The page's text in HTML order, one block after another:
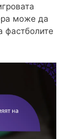
може да
фастболите